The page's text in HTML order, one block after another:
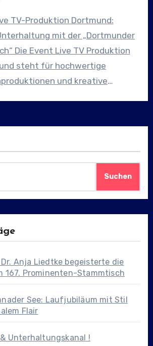
TV-Produktion Dortmund:
mit der „Dortmunder
Die Event Live TV Produktion
steht für hochwertige
und kreative
Suchen
Anja Liedtke begeisterte die
167. Prominenten-Stammtisch
See: Laufjubiläum mit Stil
Flair
Unterhaltungskanal !